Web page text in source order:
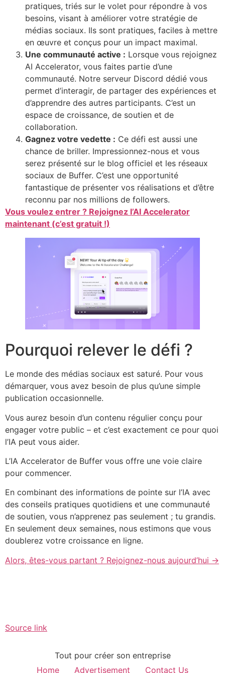
pratiques, triés sur le volet pour répondre à vos
besoins, visant à améliorer votre stratégie de
médias sociaux. Ils sont pratiques, faciles à mettre
en œuvre et conçus pour un impact maximal.
Une communauté active : Lorsque vous rejoignez
AI Accelerator, vous faites partie d’une
communauté. Notre serveur Discord dédié vous
permet d’interagir, de partager des expériences et
d’apprendre des autres participants. C’est un
espace de croissance, de soutien et de
collaboration.
Gagnez votre vedette : Ce défi est aussi une
chance de briller. Impressionnez-nous et vous
serez présenté sur le blog officiel et les réseaux
sociaux de Buffer. C’est une opportunité
fantastique de présenter vos réalisations et d’être
reconnu par nos millions de followers.
Vous voulez entrer ? Rejoignez l’AI Accelerator
maintenant (c’est gratuit !)
Pourquoi relever le défi ?
Le monde des médias sociaux est saturé. Pour vous
démarquer, vous avez besoin de plus qu’une simple
publication occasionnelle.
Vous aurez besoin d’un contenu régulier conçu pour
engager votre public – et c’est exactement ce pour quoi
l’IA peut vous aider.
L’IA Accelerator de Buffer vous offre une voie claire
pour commencer.
En combinant des informations de pointe sur l’IA avec
des conseils pratiques quotidiens et une communauté
de soutien, vous n’apprenez pas seulement ; tu grandis.
En seulement deux semaines, nous estimons que vous
doublerez votre croissance en ligne.
Alors, êtes-vous partant ? Rejoignez-nous aujourd’hui →
Source link
Tout pour créer son entreprise
Home
Advertisement Contact Us